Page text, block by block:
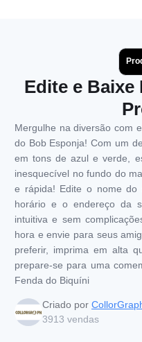
Edite e Baixe
Mergulhe na diversão com
do Bob Esponja! Com um
em tons de azul e verde,
inesquecível no fundo do
e rápida! Edite o nome do
horário e o endereço da
intuitiva e sem
hora e envie para seus
preferir, imprima em alta
prepare-se para uma
Fenda do Biquíni
Criado por
3913 vendas